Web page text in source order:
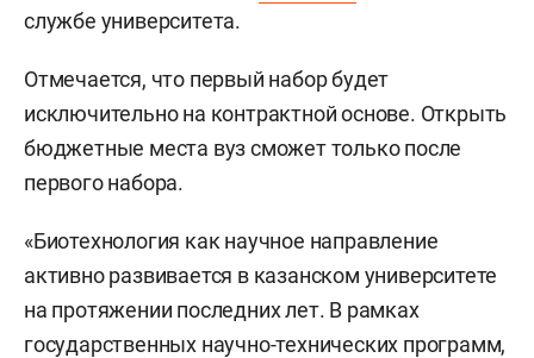
службе университета.
Отмечается, что первый набор будет
исключительно на контрактной основе. Открыть
бюджетные места вуз сможет только после
первого набора.
«Биотехнология как научное направление
активно развивается в казанском университете
на протяжении последних лет. В рамках
государственных научно-технических программ,